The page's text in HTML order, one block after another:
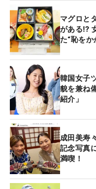
マグロと
がある⁉
た“恥をか
韓国女子
貌を兼ね
紹介」
成田美寿
記念写真
満喫！